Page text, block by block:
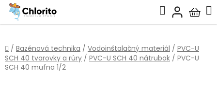
Prejsť
obsah
Hľadať
košík
Domov
/ Bazénová technika / Vodoinštalačný materiál / PVC-U
SCH 40 tvarovky a rúry / PVC-U SCH 40 nátrubok / PVC-U
SCH 40 mufna 1/2